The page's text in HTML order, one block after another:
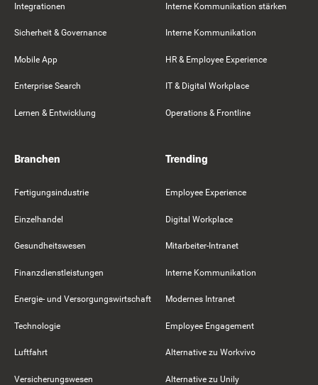
Integrationen
Sicherheit & Governance
Mobile App
Enterprise Search
Lernen & Entwicklung
Interne Kommunikation stärken
Interne Kommunikation
HR & Employee Experience
IT & Digital Workplace
Operations & Frontline
Branchen
Fertigungsindustrie
Einzelhandel
Gesundheitswesen
Finanzdienstleistungen
Energie- und Versorgungswirtschaft
Technologie
Luftfahrt
Versicherungswesen
Trending
Employee Experience
Digital Workplace
Mitarbeiter-Intranet
Interne Kommunikation
Modernes Intranet
Employee Engagement
Alternative zu Workvivo
Alternative zu Unily